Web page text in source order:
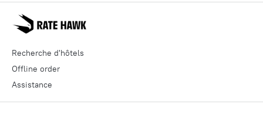
Recherche d'hôtels
Offline order
Assistance